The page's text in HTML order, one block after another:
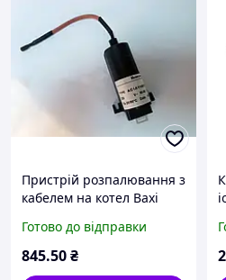
Пристрій розпалювання з
кабелем на котел Baxi
Energy/Star 5653930
Готово до відправки
845.50₴